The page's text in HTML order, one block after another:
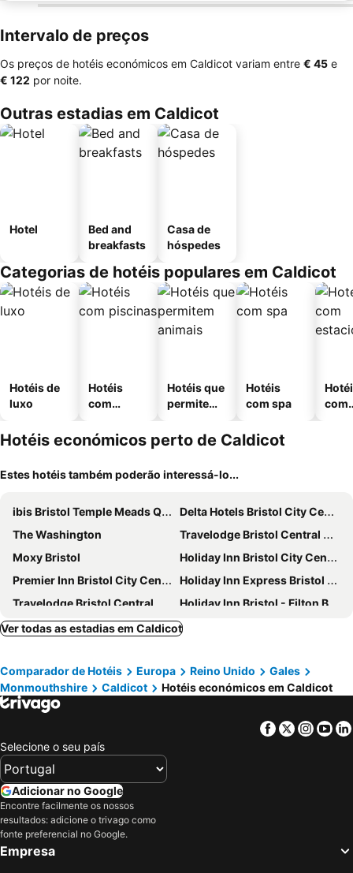
Intervalo de preços
Os preços de hotéis económicos em Caldicot variam entre ‎€ 45 e
‎€ 122 por noite.
Outras estadias em Caldicot
Hotel
Bed and
breakfasts
Casa de
hóspedes
Categorias de hotéis populares em Caldicot
Hotéis de
luxo
Hotéis
com
Hotéis que
permitem
Hotéis
com spa
com
Hotéis económicos perto de Caldicot
Estes hotéis também poderão interessá-lo...
ibis Bristol Temple Meads Quay
Delta Hotels Bristol City Centre
The Washington
Travelodge Bristol Central Mitchell Lane
Moxy Bristol
Holiday Inn Bristol City Centre By Ihg
Premier Inn Bristol City Centre - Finzels Reach
Holiday Inn Express Bristol - Filton by IHG
Travelodge Bristol Central
Holiday Inn Bristol - Filton By Ihg
The Bristol Hotel
Travelodge Bristol Filton
Clayton Hotel Bristol City
Future Inn Bristol
Holiday Inn Express Bristol City Centre By Ihg
ibis Bristol Centre
Novotel Bristol Centre
Travelodge Bristol Avonmouth
ibis budget Newport
Leonardo Hotel Bristol City
Radisson Blu Hotel, Bristol
Travelodge Bristol Abbey Wood
Premier Inn Bristol Cribbs Causeway (M5, J17) hotel
Mollie's Motel & Diner Bristol
Ver todas as estadias em Caldicot
Comparador de Hotéis Europa Reino Unido
Gales
Monmouthshire
Caldicot Hotéis económicos em Caldicot
Facebook
Twitter
Selecione o seu país
Adicionar no Google
Encontre facilmente os nossos
resultados: adicione o trivago como
fonte preferencial no Google.
Empresa